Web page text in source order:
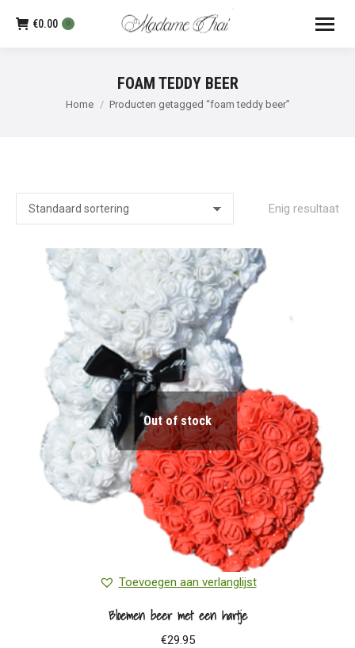
€0.00 0
FOAM TEDDY BEER
Je bent hier:
Home Producten getagged “foam teddy beer”
Enig resultaat
Out of stock
Toevoegen aan verlanglijst
Bloemen beer met een hartje
€29.95